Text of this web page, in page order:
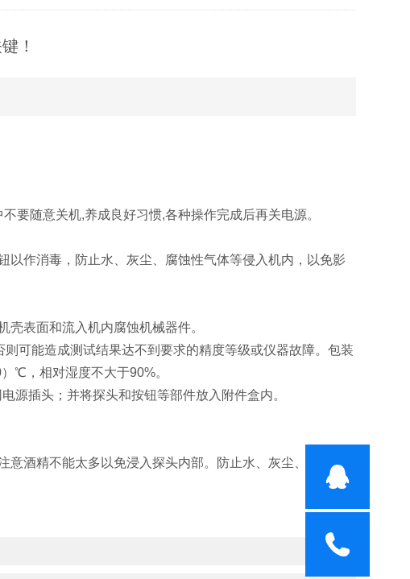
！
要随意关机,养成良好习惯,各种操作完成后再关电源。
作消毒，防止水、灰尘、腐蚀性气体等侵入机内，以免影
表面和流入机内腐蚀机械器件。
可能造成测试结果达不到要求的精度等级或仪器故障。包装
℃，相对湿度不大于90%。
源插头；并将探头和按钮等部件放入附件盒内。
酒精不能太多以免浸入探头内部。防止水、灰尘、腐蚀性